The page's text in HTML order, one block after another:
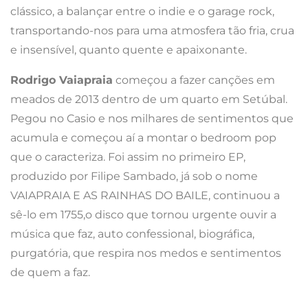
clássico, a balançar entre o indie e o garage rock,
transportando-nos para uma atmosfera tão fria, crua
e insensível, quanto quente e apaixonante.
Rodrigo Vaiapraia começou a fazer canções em
meados de 2013 dentro de um quarto em Setúbal.
Pegou no Casio e nos milhares de sentimentos que
acumula e começou aí a montar o bedroom pop
que o caracteriza. Foi assim no primeiro EP,
produzido por Filipe Sambado, já sob o nome
VAIAPRAIA E AS RAINHAS DO BAILE, continuou a
sê-lo em 1755,o disco que tornou urgente ouvir a
música que faz, auto confessional, biográfica,
purgatória, que respira nos medos e sentimentos
de quem a faz.